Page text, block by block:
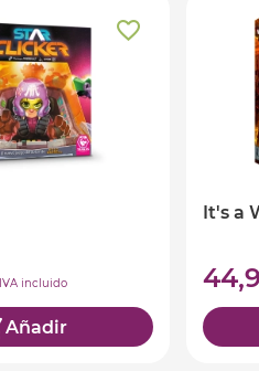
IVA incluido
Añadir
It's a